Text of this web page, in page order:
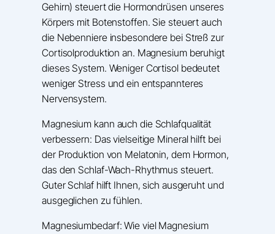
Gehirn) steuert die Hormondrüsen unseres
Körpers mit Botenstoffen. Sie steuert auch
die Nebenniere insbesondere bei Streß zur
Cortisolproduktion an. Magnesium beruhigt
dieses System. Weniger Cortisol bedeutet
weniger Stress und ein entspannteres
Nervensystem​.
Magnesium kann auch die Schlafqualität
verbessern: Das vielseitige Mineral hilft bei
der Produktion von Melatonin, dem Hormon,
das den Schlaf-Wach-Rhythmus steuert.
Guter Schlaf hilft Ihnen, sich ausgeruht und
ausgeglichen zu fühlen​.
Magnesiumbedarf: Wie viel Magnesium